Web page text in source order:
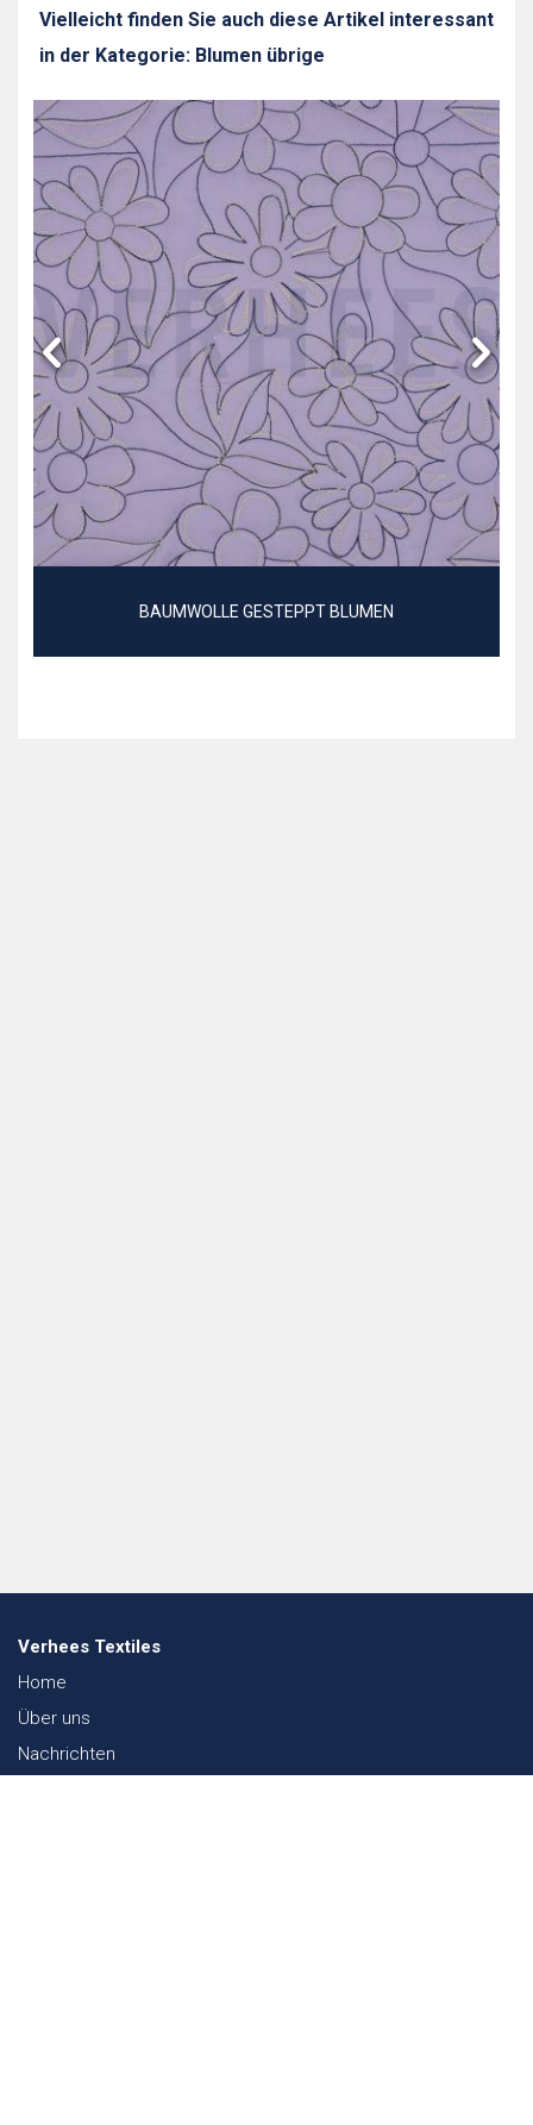
Vielleicht finden Sie auch diese Artikel interessant
in der Kategorie: Blumen übrige
BAUMWOLLE GESTEPPT BLUMEN
Verhees Textiles
Home
Über uns
Nachrichten